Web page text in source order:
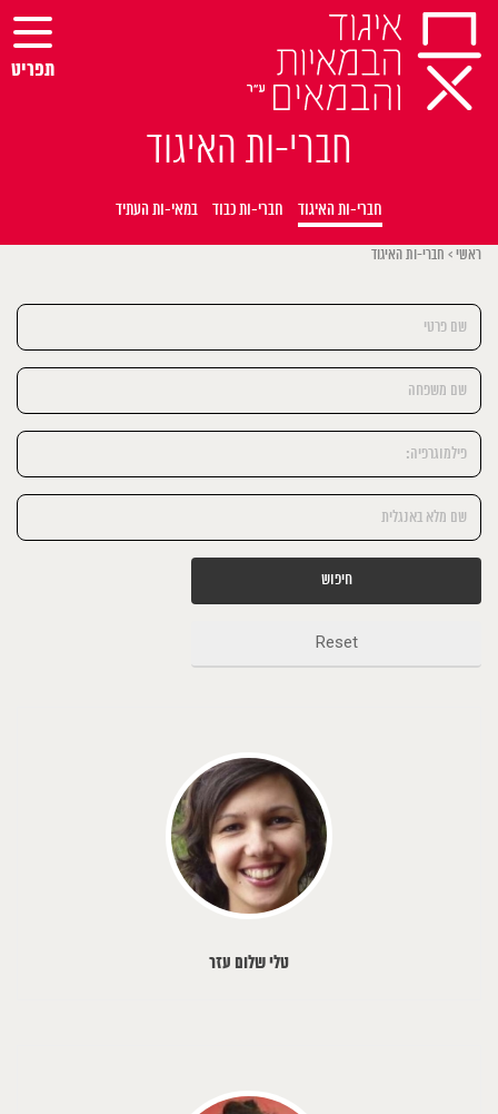
Skip
content
חברי-ות האיגוד
חברי-ות האיגוד חברי-ות כבוד במאי-ות העתיד
תפריט
ראשי > חברי-ות האיגוד
חיפוש
Reset
טלי שלום עזר